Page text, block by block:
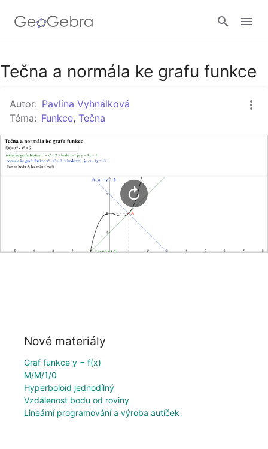
GeoGebra Třída
Tečna a normála ke grafu funkce
Autor: Pavlína Vyhnálková
Téma: Funkce, Tečna
Nové materiály
Graf funkce y = f(x)
M/M/1/0
Hyperboloid jednodílný
Vzdálenost bodu od roviny
Lineární programování a výroba autíček